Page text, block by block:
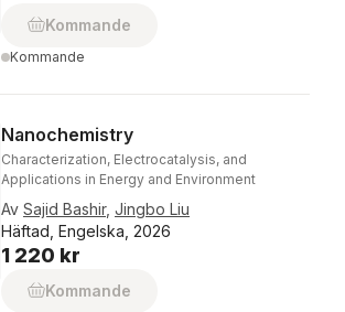
Kommande
Kommande
Nanochemistry
Characterization, Electrocatalysis, and
Applications in Energy and Environment
Av Sajid Bashir, Jingbo Liu
Häftad, Engelska, 2026
1 220 kr
Kommande